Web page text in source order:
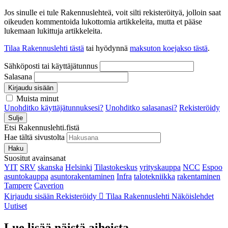
Jos sinulle ei tule Rakennuslehteä, voit silti rekisteröityä, jolloin saat
oikeuden kommentoida lukottomia artikkeleita, mutta et pääse
lukemaan lukittuja artikkeleita.
Tilaa Rakennuslehti tästä tai hyödynnä maksuton koejakso tästä.
Sähköposti tai käyttäjätunnus
Salasana
Kirjaudu sisään
Muista minut
Unohditko käyttäjätunnuksesi? Unohditko salasanasi? Rekisteröidy
Sulje
Etsi Rakennuslehti.fistä
Hae tältä sivustolta
Haku
Suositut avainsanat
YIT SRV skanska Helsinki Tilastokeskus yrityskauppa NCC Espoo
asuntokauppa asuntorakentaminen Infra talotekniikka rakentaminen
Tampere Caverion
Kirjaudu sisään Rekisteröidy Tilaa Rakennuslehti Näköislehdet
Uutiset